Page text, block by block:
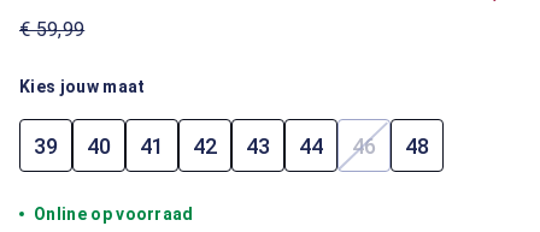
€ 59,99
Kies jouw maat
39 40 41 42 43 44 46(Deze optie is
48
Online op voorraad